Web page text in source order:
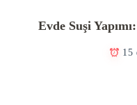
Evde Suşi
15